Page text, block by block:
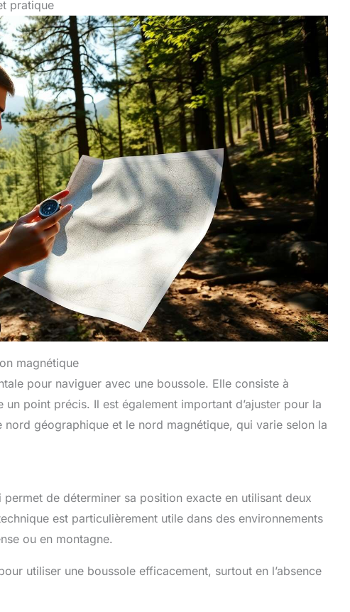
pratique
magnétique
pour naviguer avec une boussole. Elle consiste à
point précis. Il est également important d’ajuster pour la
géographique et le nord magnétique, qui varie selon la
de déterminer sa position exacte en utilisant deux
est particulièrement utile dans des environnements
ou en montagne.
utiliser une boussole efficacement, surtout en l’absence